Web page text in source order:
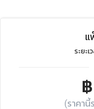
แ
ระยะเ
฿
(ราคานี้